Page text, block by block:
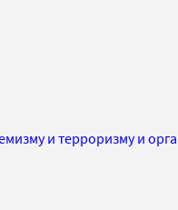
и терроризму и